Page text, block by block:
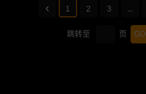
1 2 3 ...
跳转至 页 GO